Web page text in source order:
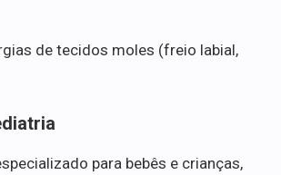
de tecidos moles (freio labial,
para bebês e crianças,